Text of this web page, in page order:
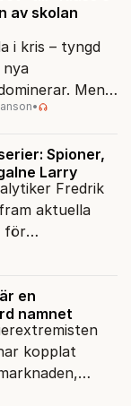
av skolan
i kris – tyngd
Men
om skolan?
•
Spioner,
Larry
Fredrik
aktuella
för
smyger sig
blir din bästa
en
namnet
kopplat